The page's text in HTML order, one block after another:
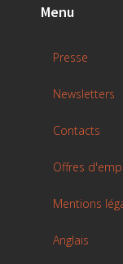
Menu
Presse
Newsletters
Contacts
Offres
Mentions
Anglais